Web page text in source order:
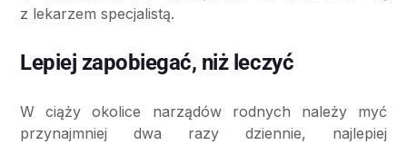
z lekarzem specjalistą.
Lepiej zapobiegać, niż leczyć
W ciąży okolice narządów rodnych należy myć
przynajmniej dwa razy dziennie, najlepiej